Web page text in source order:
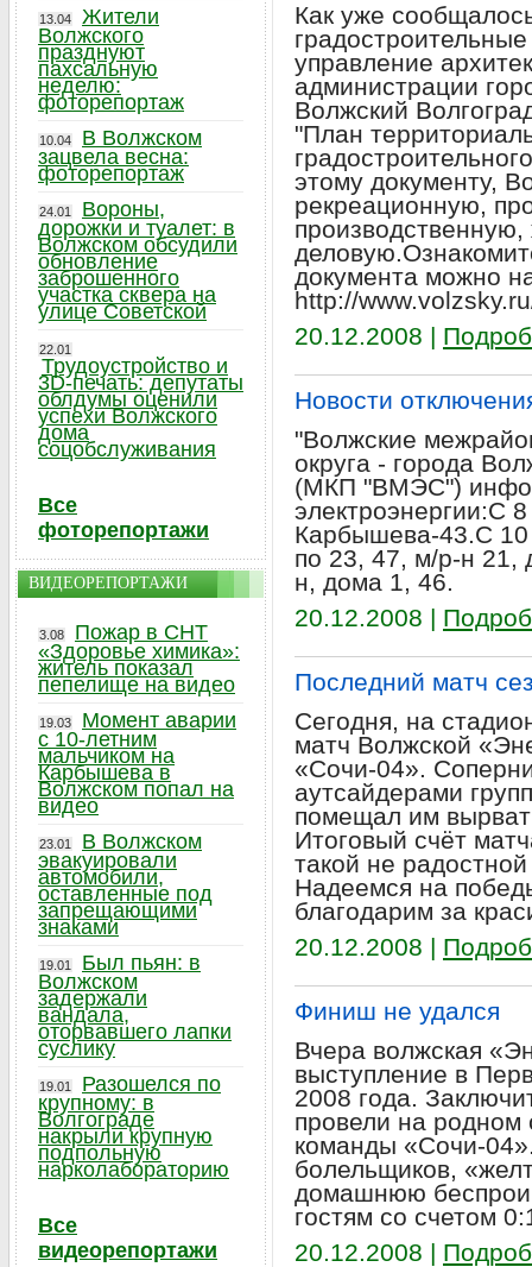
Как уже
управление
администрации
Волжский
"План
этому документу,
рекреационную,
документа можно
http://
20.12.2008 |
Новости
"Волжские
округа - города
(МКП "ВМЭС")
электроэнергии:C
Карбышева-43.С
по 23, 47, м/р-н 21,
н, дома 1, 46.
20.12.2008 |
Последний матч
Сегодня, на
матч Волжской
«Сочи-04».
аутсайдерами
помещал им
Итоговый счёт
такой не
Надеемся на
благодарим за
20.12.2008 |
Финиш не удался
Вчера волжская
выступление в
2008 года.
провели на родном
команды «Сочи-
болельщиков,
домашнюю
гостям со счетом
20.12.2008 |
13.04
Жители
Волжского
празднуют
пахсальную
неделю:
фоторепортаж
10.04
В Волжском
зацвела весна:
фоторепортаж
24.01
Вороны,
дорожки и туалет: в
Волжском обсудили
обновление
заброшенного
участка сквера на
улице Советской
22.01
Трудоустройство и
3D-печать: депутаты
облдумы оценили
успехи Волжского
дома
соцобслуживания
Все
фоторепортажи
ВИДЕОРЕПОРТАЖИ
3.08
Пожар в СНТ
«Здоровье химика»:
житель показал
пепелище на видео
19.03
Момент аварии
с 10-летним
мальчиком на
Карбышева в
Волжском попал на
видео
23.01
В Волжском
эвакуировали
автомобили,
оставленные под
запрещающими
знаками
19.01
Был пьян: в
Волжском
задержали
вандала,
оторвавшего лапки
суслику
19.01
Разошелся по
крупному: в
Волгограде
накрыли крупную
подпольную
нарколабораторию
Все
видеорепортажи